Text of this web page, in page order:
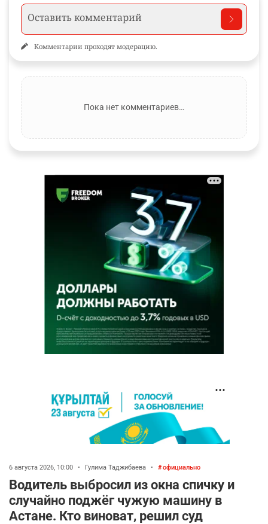
Комментарии проходят модерацию.
Пока нет комментариев…
6 августа 2026, 10:00 • Гулима Таджибаева • официально
Водитель выбросил из окна спичку и
случайно поджёг чужую машину в
Астане. Кто виноват, решил суд